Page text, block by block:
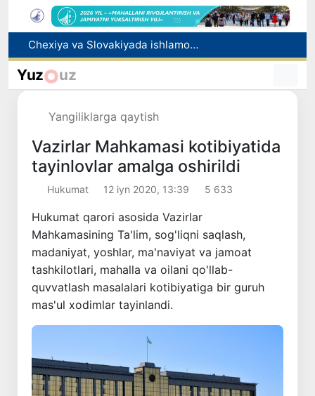
Bolaning familiyasiga otasining ismini berishga ruxsat beriladi
Behruz Karimov faoliyatini Shveytsariyaning «Lugano» klubida davom ettiradi
Yuz uz
Yangiliklarga qaytish
Vazirlar Mahkamasi kotibiyatida
tayinlovlar amalga oshirildi
Hukumat 12 iyn 2020, 13:39 5 633
Hukumat qarori asosida Vazirlar
Mahkamasining Ta'lim, sog'liqni saqlash,
madaniyat, yoshlar, ma'naviyat va jamoat
tashkilotlari, mahalla va oilani qo'llab-
quvvatlash masalalari kotibiyatiga bir guruh
mas'ul xodimlar tayinlandi.